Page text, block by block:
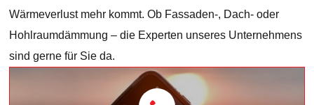
Wärmeverlust mehr kommt. Ob Fassaden-, Dach- oder
Hohlraumdämmung – die Experten unseres Unternehmens
sind gerne für Sie da.